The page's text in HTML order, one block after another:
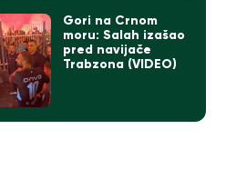
Gori na Crnom
moru: Salah izašao
pred navijače
Trabzona (VIDEO)